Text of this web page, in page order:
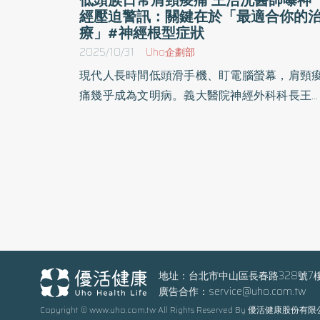
經壓迫警訊：關鍵在於「最適合你的
療」#神經根型症狀
2025/10/31 Uho企劃部
現代人長時間低頭滑手機、盯電腦螢幕，肩頸
痛幾乎成為文明病。義大醫院神經外科科長王浩
頭族或長時間辦公族。患者會感到單側肩頸、
臂麻木或刺痛，疼痛有時沿著手臂一路放射至
指，甚至出現肌力下降。 若壓迫部位更靠近脊
髓，則屬「脊髓型症狀」。除了肩頸痛外，患
地址：台北市中山區長春路328號7
廣告合作： service@uho.com.tw
Copyright © www.uho.com.tw All Rights Reserved By 優活健康股份有限